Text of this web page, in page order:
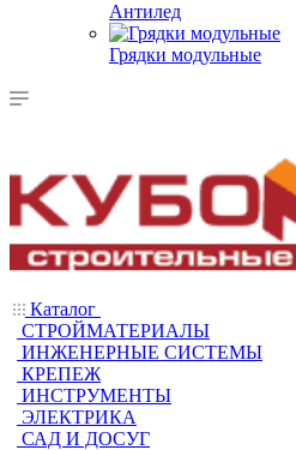
Антилед
Грядки модульные
Каталог
СТРОЙМАТЕРИАЛЫ
ИНЖЕНЕРНЫЕ СИСТЕМЫ
КРЕПЕЖ
ИНСТРУМЕНТЫ
ЭЛЕКТРИКА
САД И ДОСУГ